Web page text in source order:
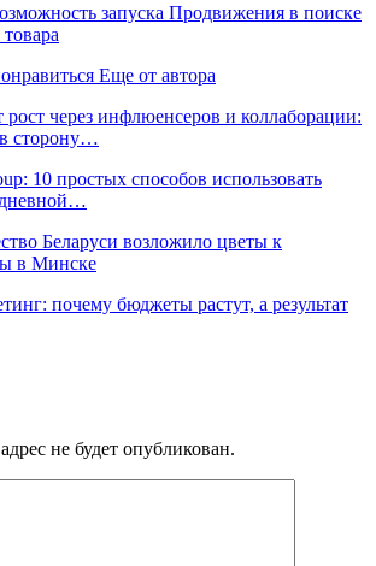
запуска Продвижения в поиске
Еще от автора
через инфлюенсеров и коллаборации:
сторону…
10 простых способов использовать
Беларуси возложило цветы к
в Минске
почему бюджеты растут, а результат
не будет опубликован.